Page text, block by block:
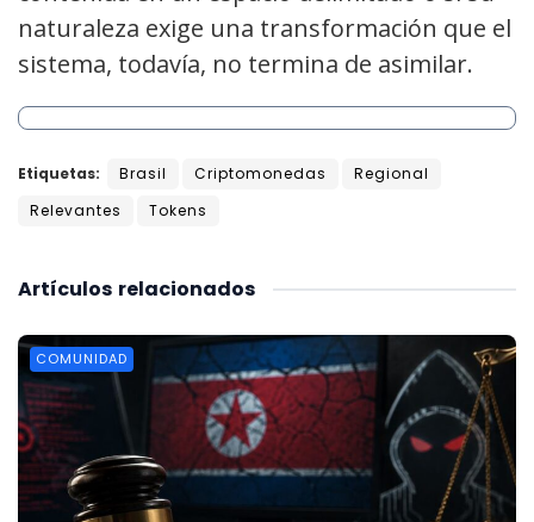
naturaleza exige una transformación que el
sistema, todavía, no termina de asimilar.
Etiquetas: Brasil Criptomonedas
Regional
Relevantes
Tokens
relacionados
Artículos
COMUNIDAD